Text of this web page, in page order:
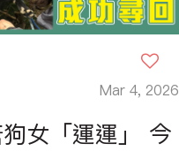
Mar 4, 2026
女「運運」 今